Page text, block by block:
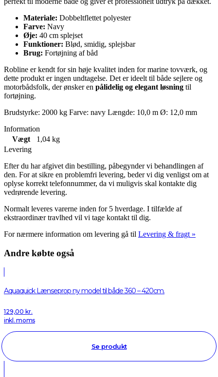
Materiale: Dobbeltflettet polyester
Farve: Navy
Øje: 40 cm splejset
Funktioner: Blød, smidig, splejsbar
Brug: Fortøjning af båd
Robline er kendt for sin høje kvalitet inden for marine tovværk, og
dette produkt er ingen undtagelse. Det er ideelt til både sejlere og
motorbådsfolk, der ønsker en pålidelig og elegant løsning til
fortøjning.
Brudstyrke: 2000 kg Farve: navy Længde: 10,0 m Ø: 12,0 mm
Information
Vægt
1,04 kg
Levering
Efter du har afgivet din bestilling, påbegynder vi behandlingen af
den. For at sikre en problemfri levering, beder vi dig venligst om at
oplyse korrekt telefonnummer, da vi muligvis skal kontakte dig
vedrørende levering.
Normalt leveres varerne inden for 5 hverdage. I tilfælde af
ekstraordinær travlhed vil vi tage kontakt til dig.
For nærmere information om levering gå til Levering & fragt »
Andre købte også
Aquaquick Lænseprop ny model til både 360 – 420cm.
129,00 kr.
inkl. moms
Se produkt